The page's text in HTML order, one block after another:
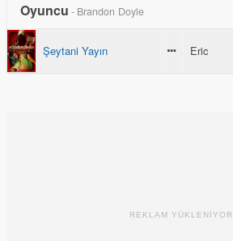
Oyuncu - Brandon Doyle
Şeytani Yayın Eric
REKLAM YÜKLENİYOR